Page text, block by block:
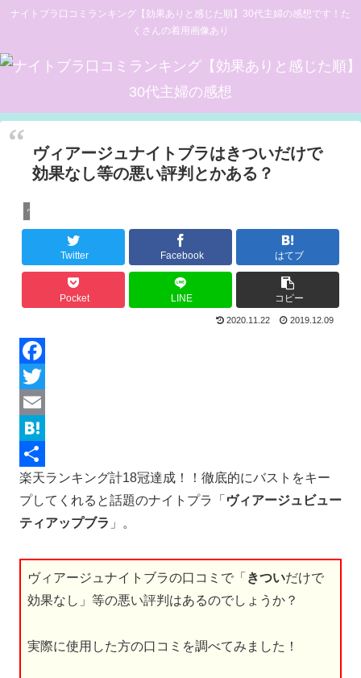
ナイトブラ口コミランキング【効果ありと感じた順】30代主婦の感想です！た
くさんの着用画像あり
ヴィアージュナイトブラはきついだけで
効果なし等の悪い評判とかある？
ヴィアージュナイトブラ口コミ等
Twitter Facebook はてブ
Pocket LINE コピー
2020.11.22 2019.12.09
F
a
e
b
o
o
k
T
w
t
e
r
E
m
a
l
H
a
e
n
共
有
楽天ランキング計18冠達成！！徹底的にバストをキー
プしてくれると話題のナイトプラ「 ヴィアージュビュー
ティアップブラ 」。
ヴィアージュナイトブラの口コミで「 きついだけで
効果なし」等の悪い評判はあるのでしょうか？
実際に使用した方の口コミを調べてみました！